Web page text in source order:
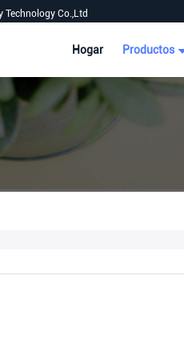
Technology Co.,Ltd
Hogar Productos